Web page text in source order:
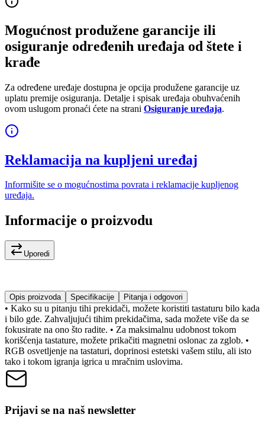
Mogućnost produžene garancije ili
osiguranje određenih uređaja od štete i
krađe
Za određene uređaje dostupna je opcija produžene garancije uz
uplatu premije osiguranja. Detalje i spisak uređaja obuhvaćenih
ovom uslugom pronaći ćete na strani Osiguranje uređaja.
Reklamacija na kupljeni uređaj
Informišite se o mogućnostima povrata i reklamacije kupljenog
uređaja.
Informacije o proizvodu
Uporedi
Opis proizvoda Specifikacije Pitanja i odgovori
• Kako su u pitanju tihi prekidači, možete koristiti tastaturu bilo kada
i bilo gde. Zahvaljujući tihim prekidačima, sada možete više da se
fokusirate na ono što radite. • Za maksimalnu udobnost tokom
korišćenja tastature, možete prikačiti magnetni oslonac za zglob. •
RGB osvetljenje na tastaturi, doprinosi estetski vašem stilu, ali isto
tako i tokom igranja igrica u mračnim uslovima.
Prijavi se na naš newsletter